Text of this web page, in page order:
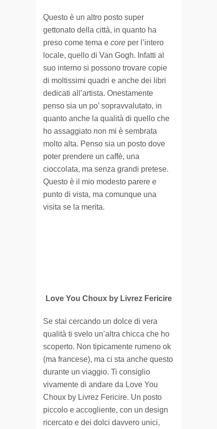
Questo è un altro posto super
gettonato della città, in quanto ha
preso come tema e core per l’intero
locale, quello di Van Gogh. Infatti al
suo interno si possono trovare copie
di moltissimi quadri e anche dei libri
dedicati all’artista. Onestamente
penso sia un po’ sopravvalutato, in
quanto anche la qualità di quello che
ho assaggiato non mi è sembrata
molto alta. Penso sia un posto dove
poter prendere un caffè, una
cioccolata, ma senza grandi pretese.
Questo è il mio modesto parere e
punto di vista, ma comunque una
visita se la merita.
Love You Choux by Livrez Fericire
Se stai cercando un dolce di vera
qualità ti svelo un’altra chicca che ho
scoperto. Non tipicamente rumeno ok
(ma francese), ma ci sta anche questo
durante un viaggio. Ti consiglio
vivamente di andare da Love You
Choux by Livrez Fericire. Un posto
piccolo e accogliente, con un design
ricercato e dei dolci davvero unici,